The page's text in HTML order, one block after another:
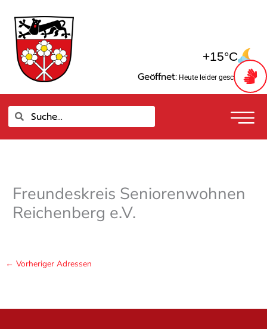
Inhalt
springen
+15°C
Geöffnet: Heute leider geschlossen
SucheSuche
Freundeskreis Seniorenwohnen
Reichenberg e.V.
← Vorheriger Adressen